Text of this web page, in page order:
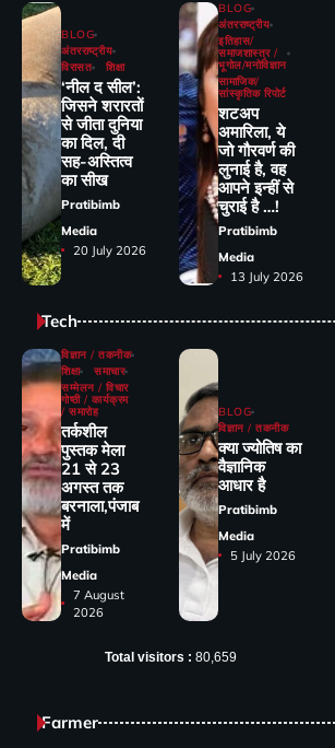
BLOG
अंतरराष्ट्रीय
विरासत
शिक्षा
‘नील द सील’:
जिसने शरारतों
से जीता दुनिया
का दिल, दी
सह-अस्तित्व
का सीख
Pratibimb
Media
20 July 2026
BLOG
अंतरराष्ट्रीय
इतिहास/
समाजशास्त्र /
भूगोल/मनोविज्ञान
सामाजिक/
सांस्कृतिक रिपोर्ट
शटअप
अमारिला, ये
जो गौरवर्ण की
लुनाई है, वह
आपने इन्हीं से
चुराई है …!
Pratibimb
Media
13 July 2026
Tech
विज्ञान / तकनीक
शिक्षा
समाचार
सम्मेलन / विचार
गोष्ठी / कार्यक्रम
/ समारोह
तर्कशील
पुस्तक मेला
21 से 23
अगस्त तक
बरनाला,पंजाब
में
Pratibimb
Media
7 August
2026
BLOG
विज्ञान / तकनीक
क्या ज्योतिष का
वैज्ञानिक
आधार है
Pratibimb
Media
5 July 2026
Total visitors : 80,659
Farmer